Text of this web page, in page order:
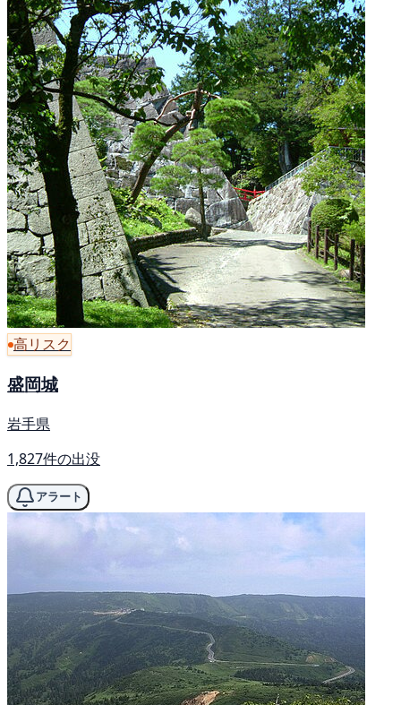
高リスク
盛岡城
岩手県
1,827件の出没
アラート